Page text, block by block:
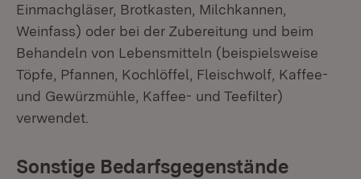
Einmachgläser, Brotkasten, Milchkannen,
Weinfass) oder bei der Zubereitung und beim
Behandeln von Lebensmitteln (beispielsweise
Töpfe, Pfannen, Kochlöffel, Fleischwolf, Kaffee-
und Gewürzmühle, Kaffee- und Teefilter)
verwendet.
Sonstige Bedarfsgegenstände